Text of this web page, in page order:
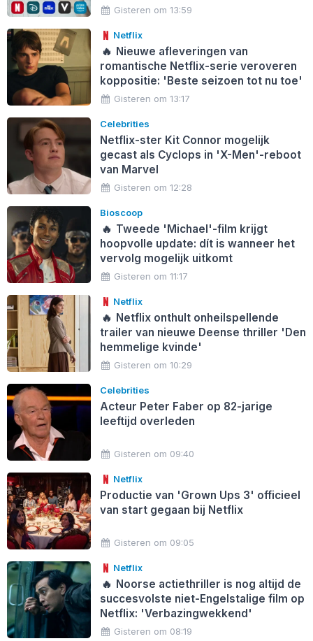
Gisteren om 13:59
Netflix
🔥 Nieuwe afleveringen van
romantische Netflix-serie veroveren
koppositie: 'Beste seizoen tot nu toe'
Gisteren om 13:17
Celebrities
Netflix-ster Kit Connor mogelijk
gecast als Cyclops in 'X-Men'-reboot
van Marvel
Gisteren om 12:28
Bioscoop
🔥 Tweede 'Michael'-film krijgt
hoopvolle update: dít is wanneer het
vervolg mogelijk uitkomt
Gisteren om 11:17
Netflix
🔥 Netflix onthult onheilspellende
trailer van nieuwe Deense thriller 'Den
hemmelige kvinde'
Gisteren om 10:29
Celebrities
Acteur Peter Faber op 82-jarige
leeftijd overleden
Gisteren om 09:40
Netflix
Productie van 'Grown Ups 3' officieel
van start gegaan bij Netflix
Gisteren om 09:05
Netflix
🔥 Noorse actiethriller is nog altijd de
succesvolste niet-Engelstalige film op
Netflix: 'Verbazingwekkend'
Gisteren om 08:19